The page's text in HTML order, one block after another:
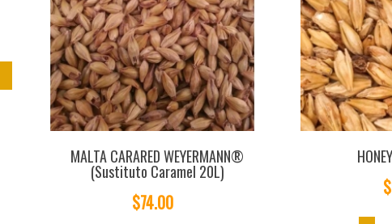
MALTA CARARED WEYERMANN®
(Sustituto Caramel 20L)
$74.00